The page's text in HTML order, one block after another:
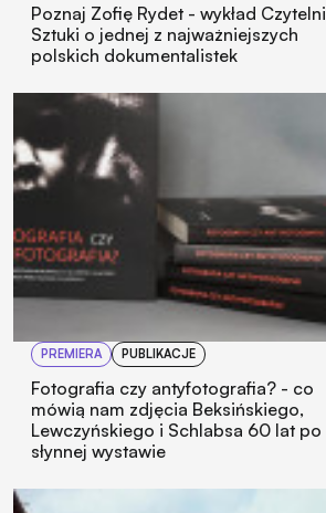
Poznaj Zofię Rydet - wykład Czytelni
Sztuki o jednej z najważniejszych
polskich dokumentalistek
PREMIERA PUBLIKACJE
Fotografia czy antyfotografia? - co
mówią nam zdjęcia Beksińskiego,
Lewczyńskiego i Schlabsa 60 lat po
słynnej wystawie